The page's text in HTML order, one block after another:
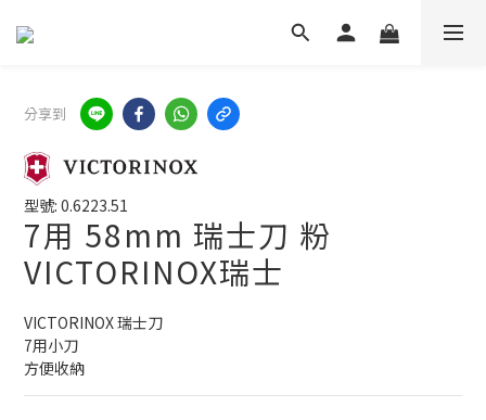
分享到
型號: 0.6223.51
7用 58mm 瑞士刀 粉
VICTORINOX瑞士
VICTORINOX 瑞士刀
7用小刀
方便收納